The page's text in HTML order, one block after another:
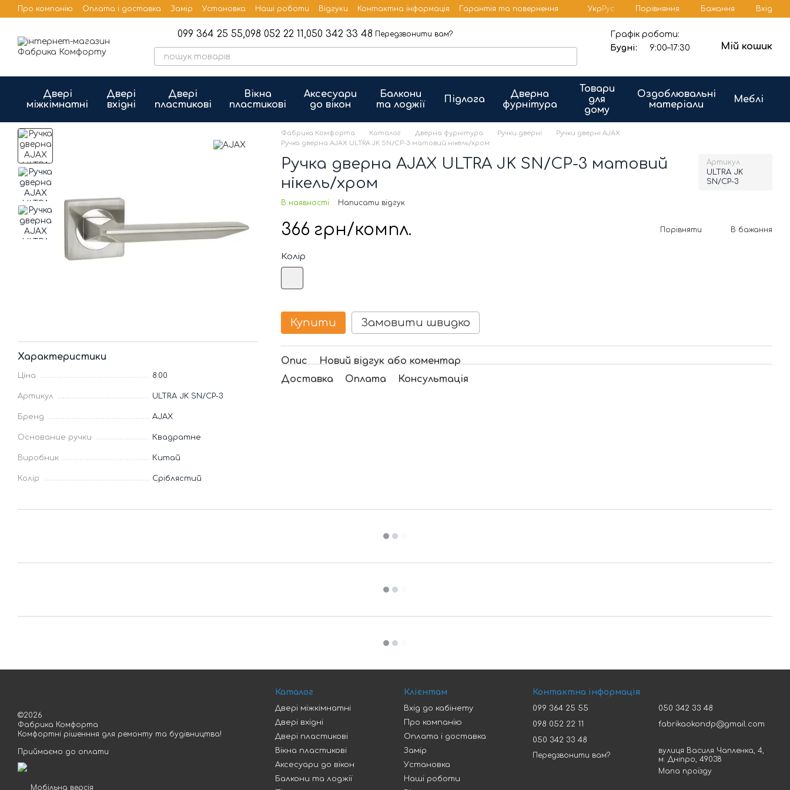
Перейти до основного контенту
Про компанію Оплата і доставка Замір Установка Наші роботи Відгуки Контактна інформація
Гарантія та повернення
Бренди
Публічна оферта
Укр Рус Порівняння Бажання Вхід
099 364 25 55,098 052 22 11,050 342 33 48 Передзвонити вам?
Графік роботи:
Будні:
9:00–17:30 Мій кошик
Двері
міжкімнатні
Двері
вхідні
Двері
пластикові
Вікна
пластикові
Аксесуари
до вікон
Балкони
та лоджії
Підлога
Дверна
фурнітура
Товари
для
дому
Оздоблювальні
матеріали
Меблі
Характеристики
Ціна 8.00
Артикул ULTRA JK SN/CP-3
Бренд AJAX
Основание ручки Квадратне
Виробник Китай
Колір Сріблястий
Фабрика Комфорта Каталог Дверна фурнітура Ручки дверні
Ручки дверні AJAX
Ручка дверна AJAX ULTRA JK SN/CP-3 матовий нікель/хром
Ручка дверна AJAX ULTRA JK SN/CP-3 матовий
нікель/хром
Артикул
ULTRA JK
SN/CP-3
В наявності Написати відгук
366 грн/компл. Порівняти В бажання
Колір
Купити Замовити швидко
Опис
Новий відгук або коментар
Доставка
Оплата Консультація
©2026
Фабрика Комфорта
Комфортні рішенння для ремонту та будівництва!
Приймаємо до оплати
Мобільна версія
Каталог
Двері міжкімнатні
Двері вхідні
Двері пластикові
Вікна пластикові
Аксесуари до вікон
Балкони та лоджії
Клієнтам
Вхід до кабінету
Про компанію
Оплата і доставка
Замір
Установка
Наші роботи
Контактна інформація
099 364 25 55
098 052 22 11
050 342 33 48
Передзвонити вам?
050 342 33 48
fabrikaokondp@gmail.com
вулиця Василя Чапленка, 4,
м. Дніпро, 49038
Мапа проїзду